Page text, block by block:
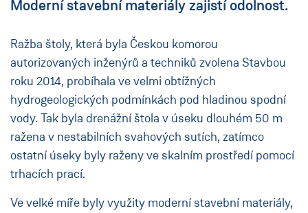
Moderní stavební materiály zajistí odolnost.
Ražba štoly, která byla Českou komorou
autorizovaných inženýrů a techniků zvolena Stavbou
roku 2014, probíhala ve velmi obtížných
hydrogeologických podmínkách pod hladinou spodní
vody. Tak byla drenážní štola v úseku dlouhém 50 m
ražena v nestabilních svahových sutích, zatímco
ostatní úseky byly raženy ve skalním prostředí pomocí
trhacích prací.
Ve velké míře byly využity moderní stavební materiály,